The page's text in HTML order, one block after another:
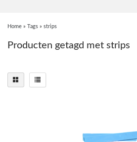
Home » Tags » strips
Producten getagd met strips